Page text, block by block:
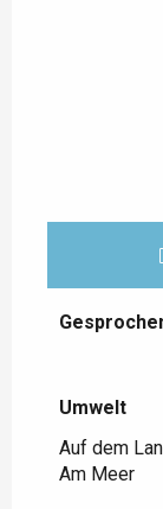
Umwelt
Umwelt
Auf dem
Am Meer